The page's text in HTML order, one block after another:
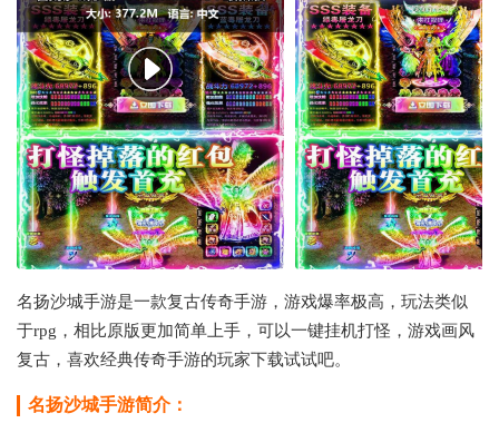
名扬沙城手游是一款复古传奇手游，游戏爆率极高，玩法类似
于rpg，相比原版更加简单上手，可以一键挂机打怪，游戏画风
复古，喜欢经典传奇手游的玩家下载试试吧。
名扬沙城手游简介：